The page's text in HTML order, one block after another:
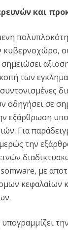
και
κυβερνοχώρο,
των
οδηγήσει σε
εξάρθρωση
Για
την
με
κεφαλαίων